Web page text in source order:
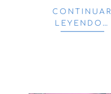
CONTINUAR
LEYENDO…